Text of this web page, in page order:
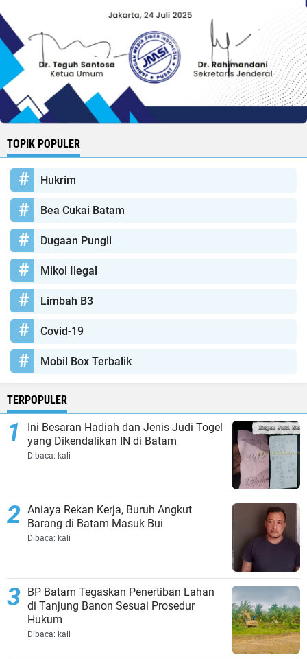
TOPIK POPULER
Hukrim
Bea Cukai Batam
Dugaan Pungli
Mikol Ilegal
Limbah B3
Covid-19
Mobil Box Terbalik
TERPOPULER
Ini Besaran Hadiah dan Jenis Judi Togel
yang Dikendalikan IN di Batam
Dibaca: kali
Aniaya Rekan Kerja, Buruh Angkut
Barang di Batam Masuk Bui
Dibaca: kali
BP Batam Tegaskan Penertiban Lahan
di Tanjung Banon Sesuai Prosedur
Hukum
Dibaca: kali